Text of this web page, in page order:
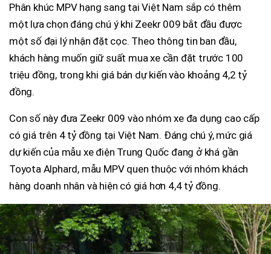
Phân khúc MPV hạng sang tại Việt Nam sắp có thêm
một lựa chọn đáng chú ý khi Zeekr 009 bắt đầu được
một số đại lý nhận đặt cọc. Theo thông tin ban đầu,
khách hàng muốn giữ suất mua xe cần đặt trước 100
triệu đồng, trong khi giá bán dự kiến vào khoảng 4,2 tỷ
đồng.
Con số này đưa Zeekr 009 vào nhóm xe đa dụng cao cấp
có giá trên 4 tỷ đồng tại Việt Nam. Đáng chú ý, mức giá
dự kiến của mẫu xe điện Trung Quốc đang ở khá gần
Toyota Alphard, mẫu MPV quen thuộc với nhóm khách
hàng doanh nhân và hiện có giá hơn 4,4 tỷ đồng.